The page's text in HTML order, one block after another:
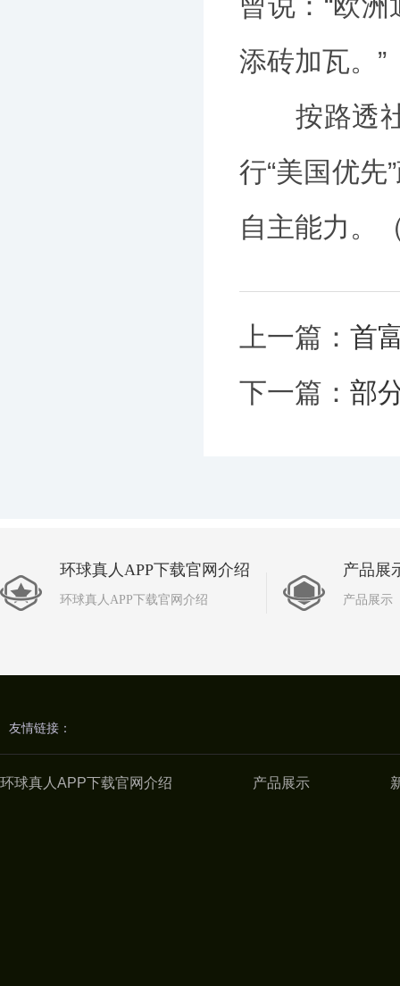
添砖加瓦。”
按路透社
行“美国优
自主能力。
上一篇： 首
下一篇： 部
环球真人APP下载官网介绍
环球真人APP下载官网介绍
产品展
产品展示
友情链接：
环球真人APP下载官网介绍 产品展示